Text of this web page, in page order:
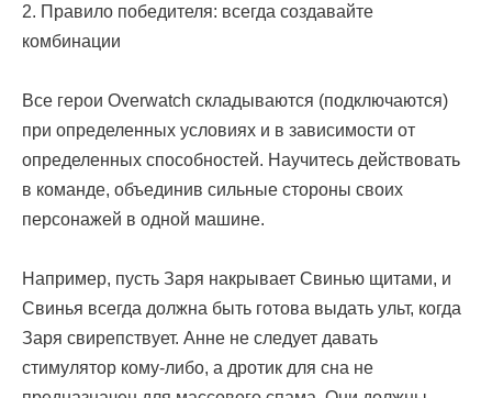
2. Правило победителя: всегда создавайте
комбинации
Все герои Overwatch складываются (подключаются)
при определенных условиях и в зависимости от
определенных способностей. Научитесь действовать
в команде, объединив сильные стороны своих
персонажей в одной машине.
Например, пусть Заря накрывает Свинью щитами, и
Свинья всегда должна быть готова выдать ульт, когда
Заря свирепствует. Анне не следует давать
стимулятор кому-либо, а дротик для сна не